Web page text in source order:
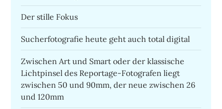
Der stille Fokus
Sucherfotografie heute geht auch total digital
Zwischen Art und Smart oder der klassische
Lichtpinsel des Reportage-Fotografen liegt
zwischen 50 und 90mm, der neue zwischen 26
und 120mm